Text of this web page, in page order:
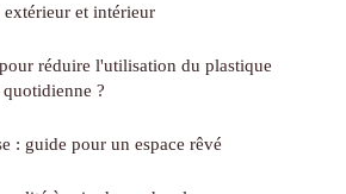
et intérieur
réduire l'utilisation du plastique
?
: guide pour un espace rêvé